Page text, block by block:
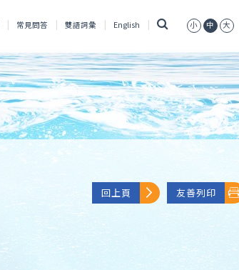
常見問答 雙語詞彙 English 小 中 大
回上頁 友善列印